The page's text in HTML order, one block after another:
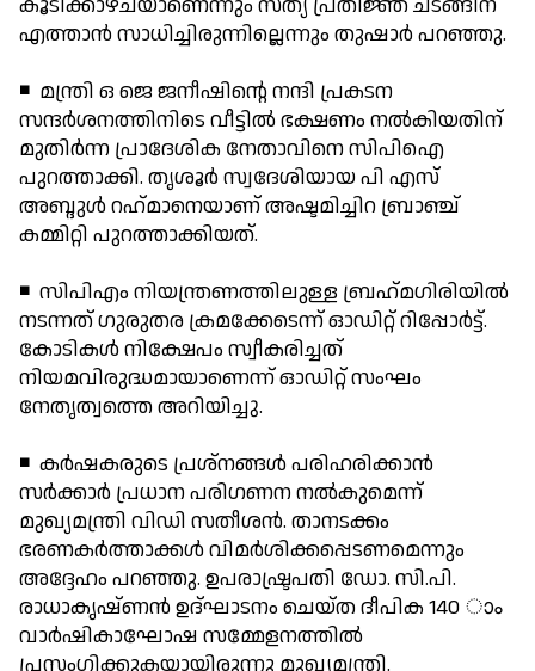
എത്താന്‍ സാധിച്ചിരുന്നില്ലെന്നും തുഷാര്‍ പറഞ്ഞു.
◾ മന്ത്രി ഒ ജെ ജനീഷിന്റെ നന്ദി പ്രകടന
സന്ദര്‍ശനത്തിനിടെ വീട്ടില്‍ ഭക്ഷണം നല്‍കിയതിന്
മുതിര്‍ന്ന പ്രാദേശിക നേതാവിനെ സിപിഐ
പുറത്താക്കി. തൃശൂര്‍ സ്വദേശിയായ പി എസ്
അബ്ദുള്‍ റഹ്‌മാനെയാണ് അഷ്ടമിച്ചിറ ബ്രാഞ്ച്
കമ്മിറ്റി പുറത്താക്കിയത്.
◾ സിപിഎം നിയന്ത്രണത്തിലുള്ള ബ്രഹ്‌മഗിരിയില്‍
നടന്നത് ഗുരുതര ക്രമക്കേടെന്ന് ഓഡിറ്റ് റിപ്പോര്‍ട്ട്.
കോടികള്‍ നിക്ഷേപം സ്വീകരിച്ചത്
നിയമവിരുദ്ധമായാണെന്ന് ഓഡിറ്റ് സംഘം
നേതൃത്വത്തെ അറിയിച്ചു.
◾ കര്‍ഷകരുടെ പ്രശ്നങ്ങള്‍ പരിഹരിക്കാന്‍
സര്‍ക്കാര്‍ പ്രധാന പരിഗണന നല്‍കുമെന്ന്
മുഖ്യമന്ത്രി വിഡി സതീശന്‍. താനടക്കം
ഭരണകര്‍ത്താക്കള്‍ വിമര്‍ശിക്കപ്പെടണമെന്നും
അദ്ദേഹം പറഞ്ഞു. ഉപരാഷ്ട്രപതി ഡോ. സി.പി.
രാധാകൃഷ്ണന്‍ ഉദ്ഘാടനം ചെയ്ത ദീപിക 140 ാം
വാര്‍ഷികാഘോഷ സമ്മേളനത്തില്‍
പ്രസംഗിക്കുകയായിരുന്നു മുഖ്യമന്ത്രി.